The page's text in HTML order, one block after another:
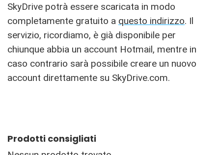
SkyDrive potrà essere scaricata in modo
completamente gratuito a questo indirizzo. Il
servizio, ricordiamo, è già disponibile per
chiunque abbia un account Hotmail, mentre in
caso contrario sarà possibile creare un nuovo
account direttamente su SkyDrive.com.
Prodotti consigliati